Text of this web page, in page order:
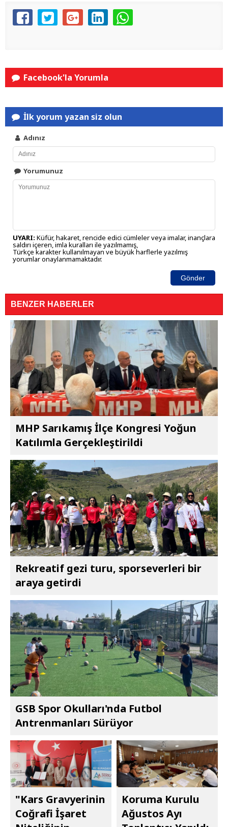
Facebook'la Yorumla
İlk yorum yazan siz olun
Adınız
Yorumunuz
UYARI: Küfür, hakaret, rencide edici cümleler veya imalar, inançlara
saldırı içeren, imla kuralları ile yazılmamış,
Türkçe karakter kullanılmayan ve büyük harflerle yazılmış
yorumlar onaylanmamaktadır.
Gönder
BENZER HABERLER
MHP Sarıkamış İlçe Kongresi Yoğun
Katılımla Gerçekleştirildi
Rekreatif gezi turu, sporseverleri bir
araya getirdi
GSB Spor Okulları'nda Futbol
Antrenmanları Sürüyor
"Kars Gravyerinin
Coğrafi İşaret
Koruma Kurulu
Ağustos Ayı